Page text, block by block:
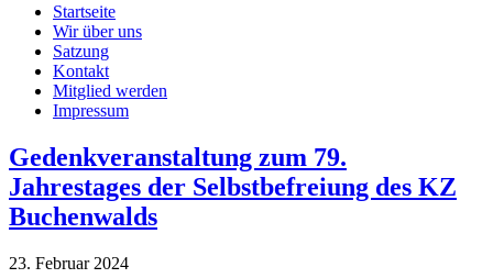
Startseite
Wir über uns
Satzung
Kontakt
Mitglied werden
Impressum
Gedenkveranstaltung zum 79.
Jahrestages der Selbstbefreiung des KZ
Buchenwalds
23. Februar 2024